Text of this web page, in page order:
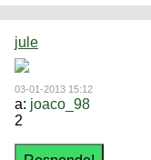
jule
03-01-2013 15:12
a: joaco_98
2